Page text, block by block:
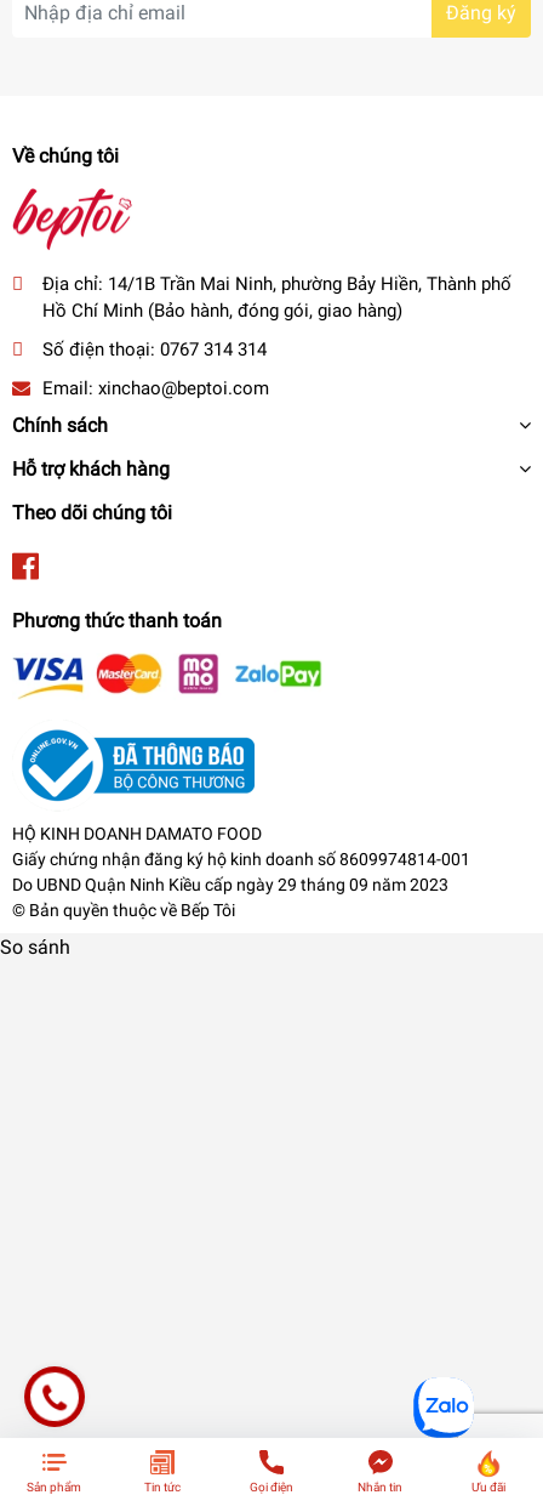
Đăng ký
Về chúng tôi
Địa chỉ: 14/1B Trần Mai Ninh, phường Bảy Hiền, Thành phố
Hồ Chí Minh (Bảo hành, đóng gói, giao hàng)
Số điện thoại: 0767 314 314
Email: xinchao@beptoi.com
Chính sách
Hỗ trợ khách hàng
Theo dõi chúng tôi
Phương thức thanh toán
HỘ KINH DOANH DAMATO FOOD
Giấy chứng nhận đăng ký hộ kinh doanh số 8609974814-001
Do UBND Quận Ninh Kiều cấp ngày 29 tháng 09 năm 2023
© Bản quyền thuộc về Bếp Tôi
So sánh
Sản phẩm Tin tức Gọi điện Nhắn tin Ưu đãi